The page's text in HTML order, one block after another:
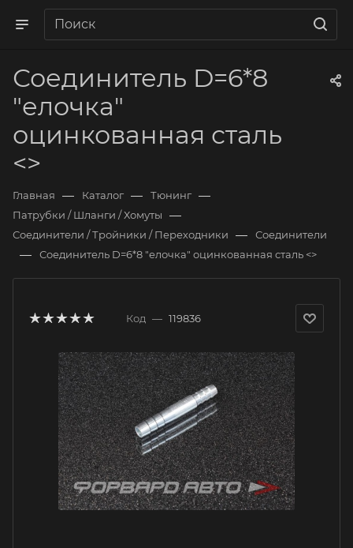
Соединитель D=6*8
"елочка"
оцинкованная сталь
<>
Главная — Каталог — Тюнинг —
Патрубки / Шланги / Хомуты —
Соединители / Тройники / Переходники — Соединители
— Соединитель D=6*8 "елочка" оцинкованная сталь <>
Код — 119836